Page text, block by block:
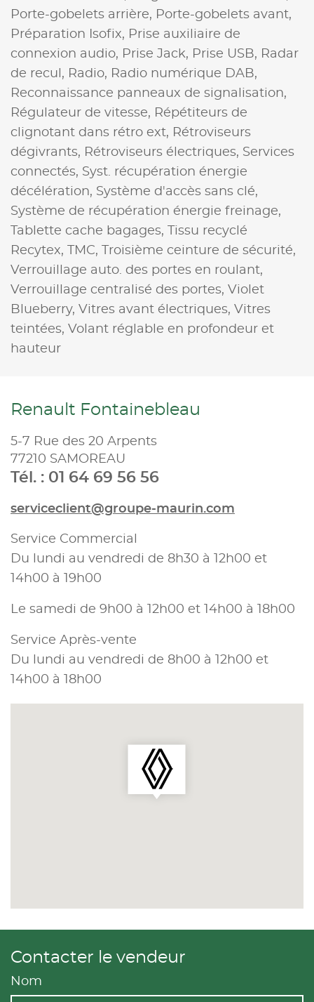
Porte-gobelets arrière, Porte-gobelets avant,
Préparation Isofix, Prise auxiliaire de
connexion audio, Prise Jack, Prise USB, Radar
de recul, Radio, Radio numérique DAB,
Reconnaissance panneaux de signalisation,
Régulateur de vitesse, Répétiteurs de
clignotant dans rétro ext, Rétroviseurs
dégivrants, Rétroviseurs électriques, Services
connectés, Syst. récupération énergie
décélération, Système d'accès sans clé,
Système de récupération énergie freinage,
Tablette cache bagages,
Tissu recyclé
Recytex,
TMC,
Troisième ceinture de sécurité,
Verrouillage auto. des portes en roulant,
Verrouillage centralisé des portes, Violet
Blueberry, Vitres avant électriques, Vitres
teintées, Volant réglable en profondeur et
hauteur
Renault Fontainebleau
5-7 Rue des 20 Arpents
77210 SAMOREAU
Tél. : 01 64 69 56 56
serviceclient@groupe-maurin.com
Service Commercial
Du lundi au vendredi de 8h30 à 12h00 et
14h00 à 19h00
Le samedi de 9h00 à 12h00 et 14h00 à 18h00
Service Après-vente
Du lundi au vendredi de 8h00 à 12h00 et
14h00 à 18h00
Contacter le vendeur
Nom